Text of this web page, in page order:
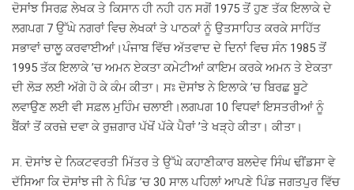
ਦੋਸਾਂਝ ਸਿਰਫ਼ ਲੇਖਕ ਤੇ ਕਿਸਾਨ ਹੀ ਨਹੀ ਹਨ ਸਗੋਂ 1975 ਤੋਂ ਹੁਣ ਤੱਕ ਇਲਾਕੇ ਦੇ
ਲਗਪਗ 7 ਉੱਘੇ ਨਗਰਾਂ ਵਿਚ ਲੇਖਕਾਂ ਤੇ ਪਾਠਕਾਂ ਨੂੰ ਉਤਸਾਹਿਤ ਕਰਕੇ ਸਾਹਿੱਤ
ਸਭਾਵਾਂ ਚਾਲੂ ਕਰਵਾਈਆਂ।ਪੰਜਾਬ ਵਿੱਚ ਅੱਤਵਾਦ ਦੇ ਦਿਨਾਂ ਵਿਚ ਸੰਨ 1985 ਤੋਂ
1995 ਤੱਕ ਇਲਾਕੇ ’ਚ ਅਮਨ ਏਕਤਾ ਕਮੇਟੀਆਂ ਕਾਇਮ ਕਰਕੇ ਅਮਨ ਤੇ ਏਕਤਾ
ਦੀ ਲੋੜ ਲਈ ਅੱਗੇ ਹੋ ਕੇ ਕੰਮ ਕੀਤਾ। ਸਃ ਦੋਸਾਂਝ ਨੇ ਇਲਾਕੇ ’ਚ ਬਿਰਛ ਬੂਟੇ
ਲਵਾਉਣ ਲਈ ਵੀ ਸਫ਼ਲ ਮੁਹਿੰਮ ਚਲਾਈ।ਲਗਪਗ 10 ਵਿਧਵਾਂ ਇਸਤਰੀਆਂ ਨੂੰ
ਬੈਂਕਾਂ ਤੋਂ ਕਰਜ਼ੇ ਦਵਾ ਕੇ ਰੁਜ਼ਗਾਰ ਪੱਖੋਂ ਪੱਕੇ ਪੈਰਾਂ ’ਤੇ ਖੜ੍ਹੇ ਕੀਤਾ। ਕੀਤਾ।
ਸ. ਦੋਸਾਂਝ ਦੇ ਨਿਕਟਵਰਤੀ ਮਿੱਤਰ ਤੇ ਉੱਘੇ ਕਹਾਣੀਕਾਰ ਬਲਦੇਵ ਸਿੰਘ ਢੀਂਡਸਾ ਵੇ
ਦੱਸਿਆ ਕਿ ਦੋਸਾਂਝ ਜੀ ਨੇ ਪਿੰਡ ’ਚ 30 ਸਾਲ ਪਹਿਲਾਂ ਆਪਣੇ ਪਿੰਡ ਜਗਤਪੁਰ ਵਿੱਚ